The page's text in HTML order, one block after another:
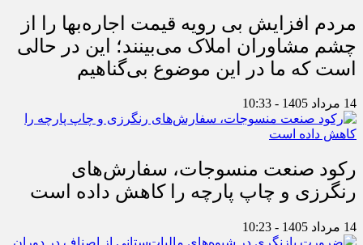
مردم افزایش بی رویه قیمت اجاره‌بها را از
چشم مشاوران املاک می‌بینند؛ این در حالی
است که ما در این موضوع بی‌گناهیم
14 مرداد 1405 - 10:33
رکود صنعت منسوجات، سفارش‌های
رنگرزی و چاپ پارچه را کاهش داده است
14 مرداد 1405 - 10:23